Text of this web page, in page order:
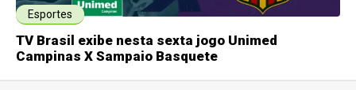
Esportes
TV Brasil exibe nesta sexta jogo Unimed
Campinas X Sampaio Basquete